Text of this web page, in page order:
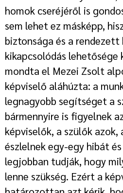
homok cseréjéről is
sem lehet ez másképp,
biztonsága és a
kikapcsolódás
mondta el Mezei Zsolt
képviselő aláhúzta: a
legnagyobb segítséget a
bármennyire is figyelnek
képviselők, a szülők azok,
észlelnek egy-egy hibát
legjobban tudják, hogy
lenne szükség. Ezért a